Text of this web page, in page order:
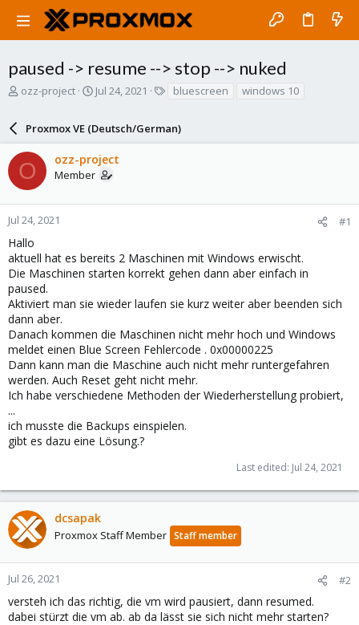
paused -> resume --> stop --> nuked
T
a
d
s
t
a
r
e
r
ozz-project
S
r
t
d
a
e
Jul 24, 2021
s
bluescreen windows 10
Proxmox VE (Deutsch/German)
O ozz-project
Member
Jul 24, 2021 #1
Hallo
aktuell hat es bereits 2 Maschinen mit Windows erwischt.
Die Maschinen starten korrekt gehen dann aber einfach in
paused.
Aktiviert man sie wieder laufen sie kurz weiter aber beenden sich
dann aber.
Danach kommen die Maschinen nicht mehr hoch und Windows
meldet einen Blue Screen Fehlercode . 0x00000225
Dann kann man die Maschine auch nicht mehr runtergefahren
werden. Auch Reset geht nicht mehr.
Ich habe verschiedene Methoden der Wiederherstellung probiert,
...
ich musste die Backups einspielen.
gibt es dazu eine Lösung.?
Last edited: Jul 24, 2021
dcsapak
Proxmox Staff Member Staff member
Jul 26, 2021 #2
versteh ich das richtig, die vm wird pausiert, dann resumed.
dabei stürzt die vm ab. ab da lässt sie sich nicht mehr starten?